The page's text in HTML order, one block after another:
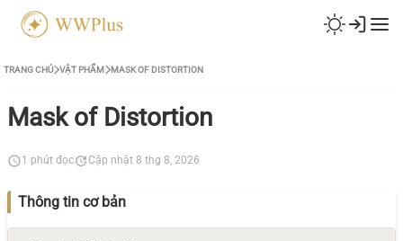
TRANG CHỦ VẬT PHẨM MASK OF DISTORTION
Mask of Distortion
1 phút đọc Cập nhật 8 thg 8, 2026
Thông tin cơ bản